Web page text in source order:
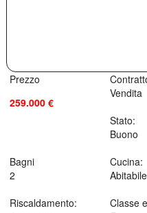
Prezzo
259.000 €
Vendita
Stato:
Buono
Bagni
2
Cucina:
Abitabile
Riscaldamento:
Classe